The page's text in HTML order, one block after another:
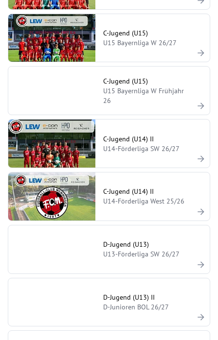
C-Jugend (U15)
U15 Bayernliga W 26/27
C-Jugend (U15)
U15 Bayernliga W Frühjahr
26
C-Jugend (U14) II
U14-Förderliga SW 26/27
C-Jugend (U14) II
U14-Förderliga West 25/26
D-Jugend (U13)
U13-Förderliga SW 26/27
D-Jugend (U13) II
D-Junioren BOL 26/27